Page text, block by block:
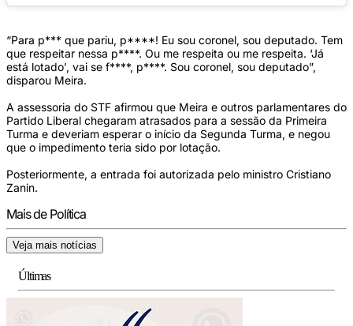
“Para p*** que pariu, p****! Eu sou coronel, sou deputado. Tem
que respeitar nessa p****. Ou me respeita ou me respeita. ‘Já
está lotado’, vai se f****, p****. Sou coronel, sou deputado”,
disparou Meira.
A assessoria do STF afirmou que Meira e outros parlamentares do
Partido Liberal chegaram atrasados para a sessão da Primeira
Turma e deveriam esperar o início da Segunda Turma, e negou
que o impedimento teria sido por lotação.
Posteriormente, a entrada foi autorizada pelo ministro Cristiano
Zanin.
Mais de Política
Veja mais notícias
Últimas